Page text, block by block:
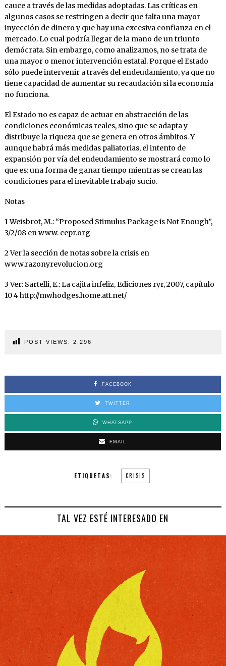
cauce a través de las medidas adoptadas. Las críticas en
algunos casos se restringen a decir que falta una mayor
inyección de dinero y que hay una excesiva confianza en el
mercado. Lo cual podría llegar de la mano de un triunfo
demócrata. Sin embargo, como analizamos, no se trata de
una mayor o menor intervención estatal. Porque el Estado
sólo puede intervenir a través del endeudamiento, ya que no
tiene capacidad de aumentar su recaudación si la economía
no funciona.
El Estado no es capaz de actuar en abstracción de las
condiciones económicas reales, sino que se adapta y
distribuye la riqueza que se genera en otros ámbitos. Y
aunque habrá más medidas paliatorias, el intento de
expansión por vía del endeudamiento se mostrará como lo
que es: una forma de ganar tiempo mientras se crean las
condiciones para el inevitable trabajo sucio.
Notas
1 Weisbrot, M.: “Proposed Stimulus Package is Not Enough”,
3/2/08 en www. cepr.org
2 Ver la sección de notas sobre la crisis en
www.razonyrevolucion.org
3 Ver: Sartelli, E.: La cajita infeliz, Ediciones ryr, 2007, capítulo
10 4 http://mwhodges.home.att.net/
POST VIEWS: 2.296
FACEBOOK
TWITTER
WHATSAPP
EMAIL
ETIQUETAS: CRISIS
TAL VEZ ESTÉ INTERESADO EN